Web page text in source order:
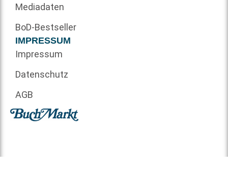
Mediadaten
BoD-Bestseller
IMPRESSUM
Impressum
Datenschutz
AGB